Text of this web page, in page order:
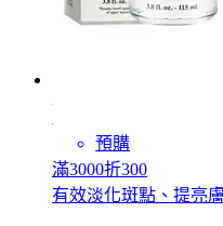
預購
滿3000折300
有效淡化斑點、提亮